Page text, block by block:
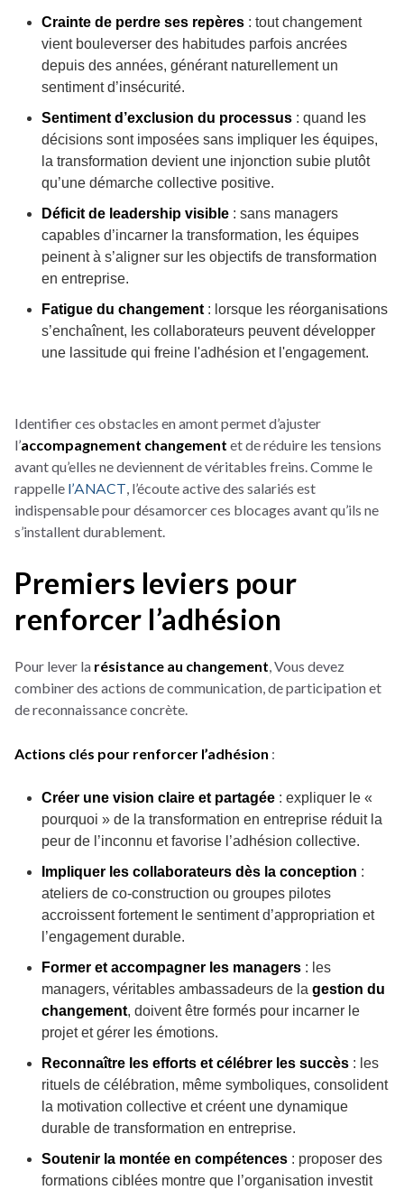
Crainte de perdre ses repères : tout changement
vient bouleverser des habitudes parfois ancrées
depuis des années, générant naturellement un
sentiment d’insécurité.
Sentiment d’exclusion du processus : quand les
décisions sont imposées sans impliquer les équipes,
la transformation devient une injonction subie plutôt
qu’une démarche collective positive.
Déficit de leadership visible : sans managers
capables d’incarner la transformation, les équipes
peinent à s’aligner sur les objectifs de transformation
en entreprise.
Fatigue du changement : lorsque les réorganisations
s’enchaînent, les collaborateurs peuvent développer
une lassitude qui freine l'adhésion et l'engagement.
Identifier ces obstacles en amont permet d’ajuster
l’accompagnement changement et de réduire les tensions
avant qu’elles ne deviennent de véritables freins.Comme le
rappelle l’ANACT, l’écoute active des salariés est
indispensable pour désamorcer ces blocages avant qu’ils ne
s’installent durablement.
Premiers leviers pour
renforcer l’adhésion
Pour lever la résistance au changement, Vous devez
combiner des actions de communication, de participation et
de reconnaissance concrète.
Actions clés pour renforcer l’adhésion :
Créer une vision claire et partagée : expliquer le «
pourquoi » de la transformation en entreprise réduit la
peur de l’inconnu et favorise l’adhésion collective.
Impliquer les collaborateurs dès la conception :
ateliers de co-construction ou groupes pilotes
accroissent fortement le sentiment d’appropriation et
l’engagement durable.
Former et accompagner les managers : les
managers, véritables ambassadeurs de la gestion du
changement, doivent être formés pour incarner le
projet et gérer les émotions.
Reconnaître les efforts et célébrer les succès : les
rituels de célébration, même symboliques, consolident
la motivation collective et créent une dynamique
durable de transformation en entreprise.
Soutenir la montée en compétences : proposer des
formations ciblées montre que l’organisation investit